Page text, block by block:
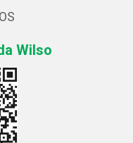
Wilso